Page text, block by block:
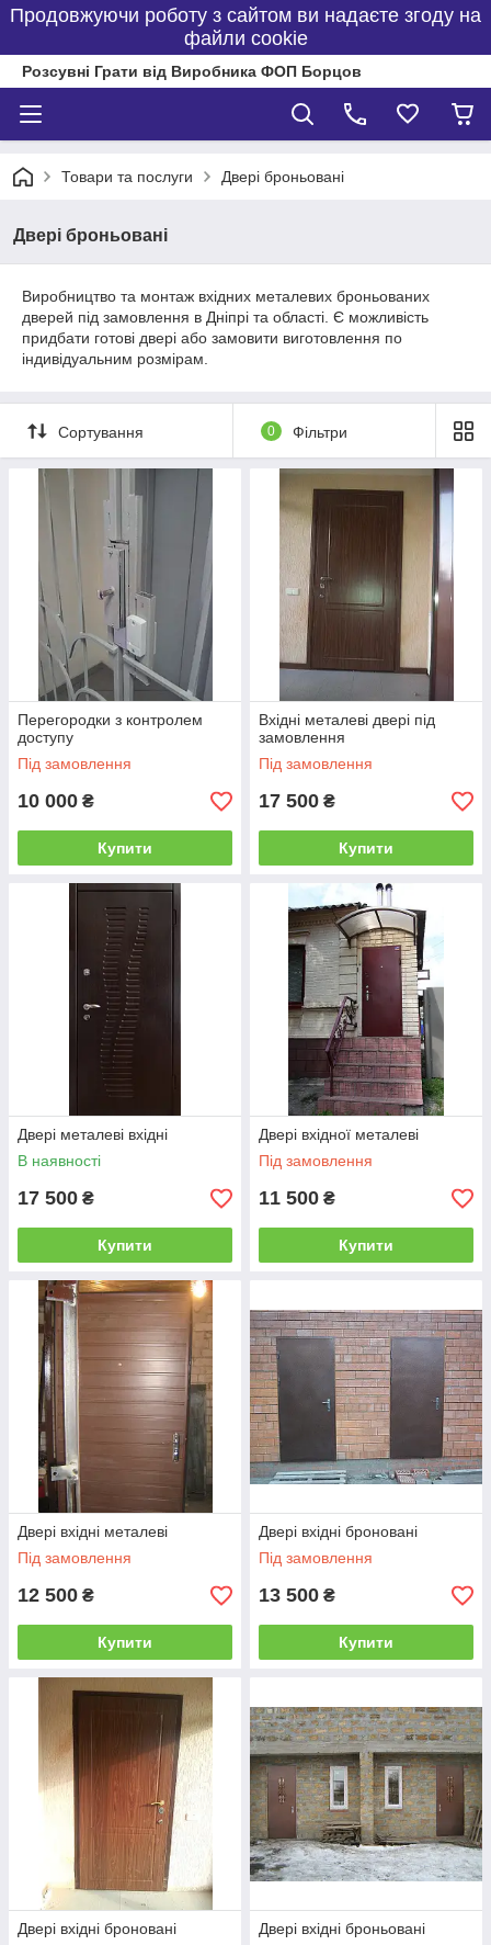
Продовжуючи роботу з сайтом ви надаєте згоду на
файли cookie
Розсувні Грати від Виробника ФОП Борцов
Товари та послуги Двері броньовані
Двері броньовані
Виробництво та монтаж вхідних металевих броньованих
дверей під замовлення в Дніпрі та області. Є можливість
придбати готові двері або замовити виготовлення по
індивідуальним розмірам.
Сортування 0 Фільтри
Перегородки з контролем
доступу
Під замовлення
10 000 ₴
Купити
Вхідні металеві двері під
замовлення
Під замовлення
17 500 ₴
Купити
Двері металеві вхідні
В наявності
17 500 ₴
Купити
Двері вхідної металеві
Під замовлення
11 500 ₴
Купити
Двері вхідні металеві
Під замовлення
12 500 ₴
Купити
Двері вхідні броновані
Під замовлення
13 500 ₴
Купити
Двері вхідні броновані
Двері вхідні броньовані